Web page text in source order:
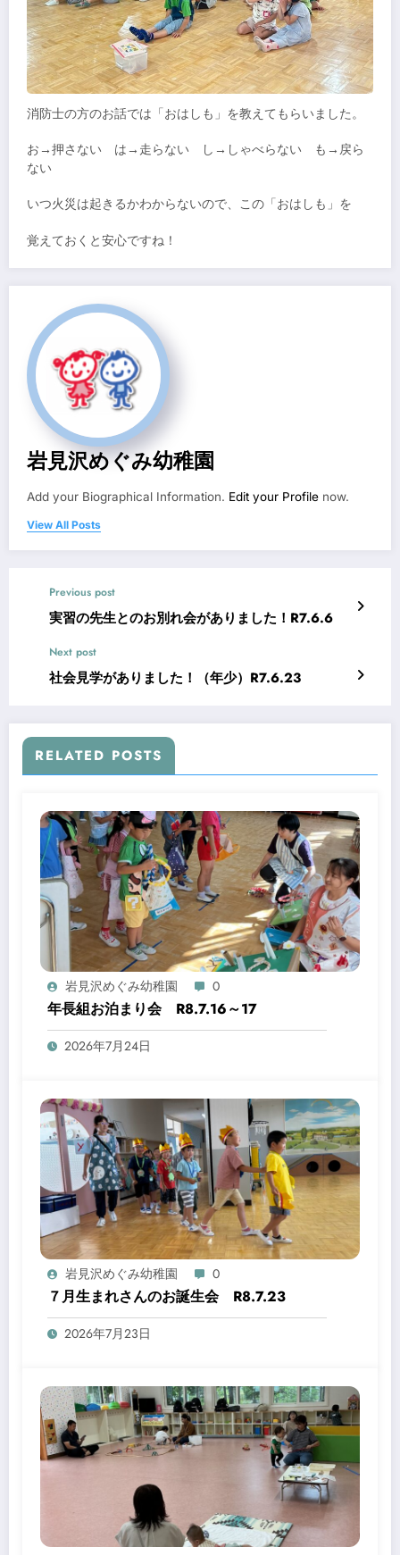
消防士の方のお話では「おはしも」を教えてもらいました。
お→押さない は→走らない し→しゃべらない も→戻ら
ない
いつ火災は起きるかわからないので、この「おはしも」を
覚えておくと安心ですね！
岩見沢めぐみ幼稚園
Add your Biographical Information. Edit your Profile now.
View All Posts
Previous post
実習の先生とのお別れ会がありました！R7.6.6
Next post
社会見学がありました！（年少）R7.6.23
RELATED POSTS
岩見沢めぐみ幼稚園 0
年長組お泊まり会 R8.7.16～17
2026年7月24日
岩見沢めぐみ幼稚園 0
７月生まれさんのお誕生会 R8.7.23
2026年7月23日